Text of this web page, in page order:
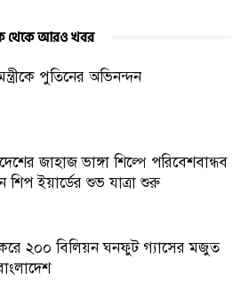
থেকে আরও খবর
পুতিনের অভিনন্দন
জাহাজ ভাঙ্গা শিল্পে পরিবেশবান্ধব
শিপ ইয়ার্ডের শুভ যাত্রা শুরু
২০০ বিলিয়ন ঘনফুট গ্যাসের মজুত